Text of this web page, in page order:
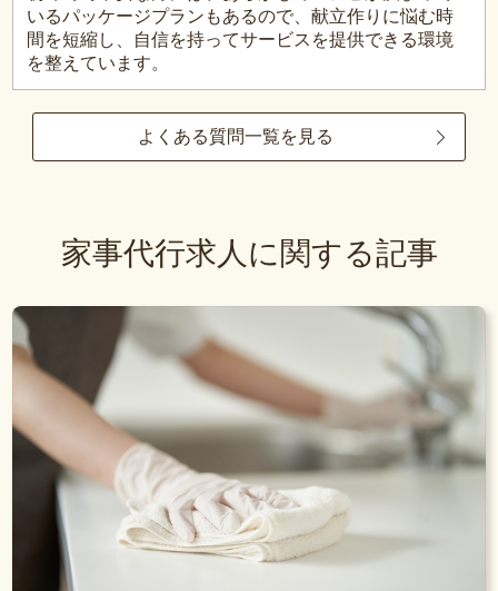
いるパッケージプランもあるので、献立作りに悩む時
間を短縮し、自信を持ってサービスを提供できる環境
を整えています。
よくある質問一覧を見る
家事代行求人に関する記事